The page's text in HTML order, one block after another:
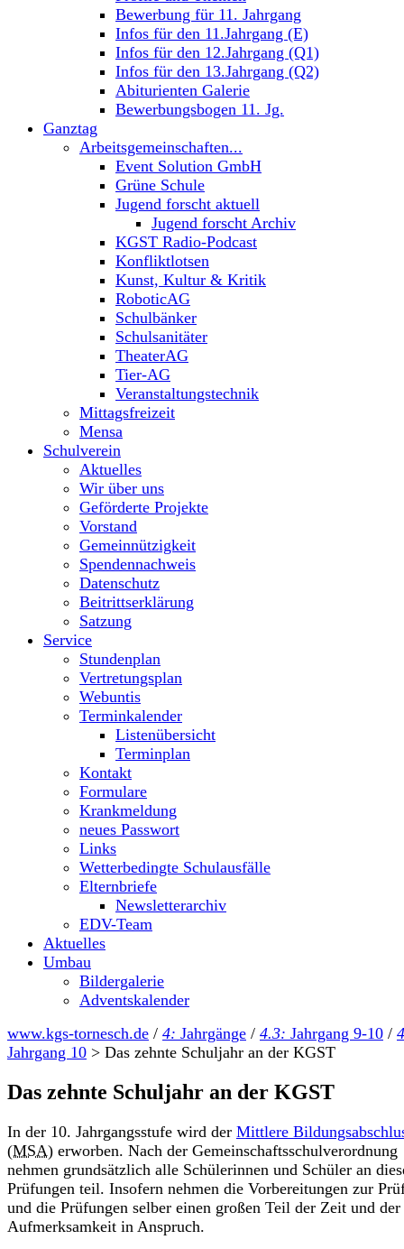
Bewerbung für 11. Jahrgang
Infos für den 11.Jahrgang (E)
Infos für den 12.Jahrgang (Q1)
Infos für den 13.Jahrgang (Q2)
Abiturienten Galerie
Bewerbungsbogen 11. Jg.
Ganztag
Arbeitsgemeinschaften...
Event Solution GmbH
Grüne Schule
Jugend forscht aktuell
Jugend forscht Archiv
KGST Radio-Podcast
Konfliktlotsen
Kunst, Kultur & Kritik
RoboticAG
Schulbänker
Schulsanitäter
TheaterAG
Tier-AG
Veranstaltungstechnik
Mittagsfreizeit
Mensa
Schulverein
Aktuelles
Wir über uns
Geförderte Projekte
Vorstand
Gemeinnützigkeit
Spendennachweis
Datenschutz
Beitrittserklärung
Satzung
Service
Stundenplan
Vertretungsplan
Webuntis
Terminkalender
Listenübersicht
Terminplan
Kontakt
Formulare
Krankmeldung
neues Passwort
Links
Wetterbedingte Schulausfälle
Elternbriefe
Newsletterarchiv
EDV-Team
Aktuelles
Umbau
Bildergalerie
Adventskalender
www.kgs-tornesch.de / 4: Jahrgänge / 4.3: Jahrgang 9-10 /
Jahrgang 10 > Das zehnte Schuljahr an der KGST
Das zehnte Schuljahr an der KGST
In der 10. Jahrgangsstufe wird der Mittlere
(MSA) erworben. Nach der Gemeinschaftsschulverordnung
nehmen grundsätzlich alle Schülerinnen und Schüler an
Prüfungen teil. Insofern nehmen die Vorbereitungen zur
und die Prüfungen selber einen großen Teil der Zeit und der
Aufmerksamkeit in Anspruch.